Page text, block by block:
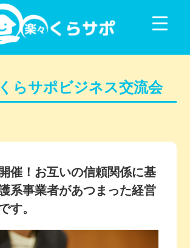
らサポビジネス交流会
催！お互いの信頼関係に基
系事業者があつまった経営
す。